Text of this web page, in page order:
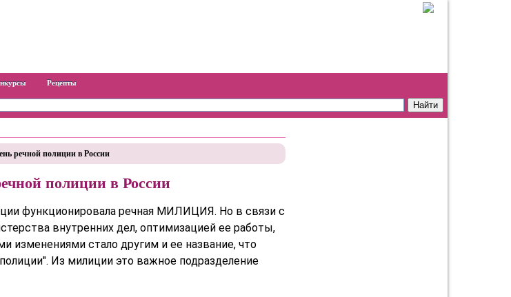
Рецепты
речной полиции в России
полиции в России
функционировала речная МИЛИЦИЯ. Но в связи с
внутренних дел, оптимизацией ее работы,
изменениями стало другим и ее название, что
Из милиции это важное подразделение